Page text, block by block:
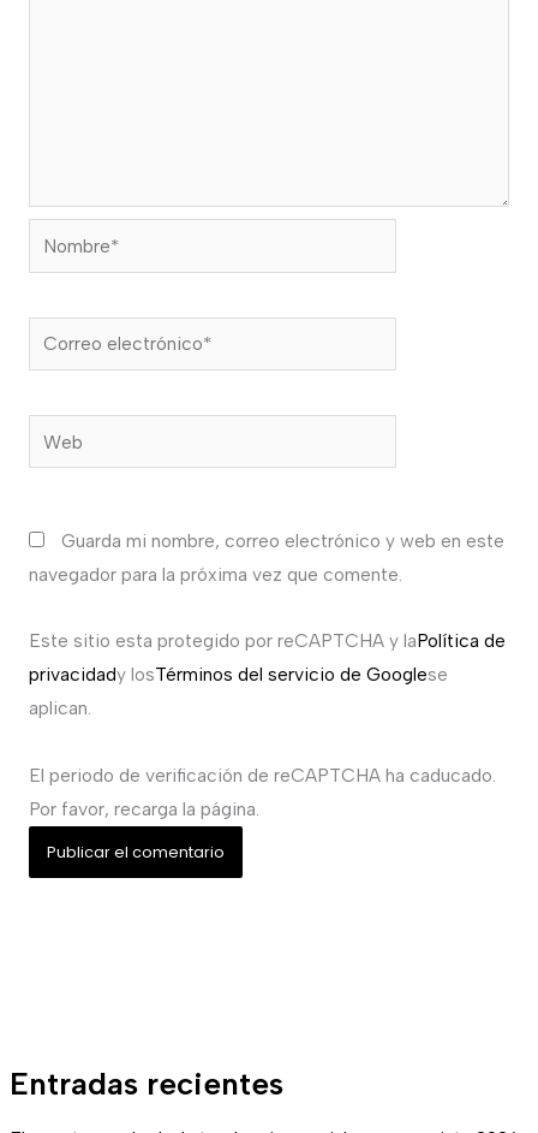
Entradas recientes
Nombre*
Correo
electrónico*
Web
Guarda mi nombre, correo electrónico y web en este
navegador para la próxima vez que comente.
Este sitio esta protegido por reCAPTCHA y laPolítica de
privacidady losTérminos del servicio de Googlese
aplican.
El periodo de verificación de reCAPTCHA ha caducado.
Por favor, recarga la página.